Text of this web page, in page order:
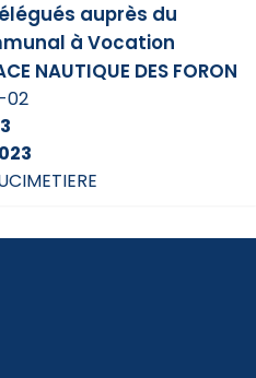
auprès du
à Vocation
NAUTIQUE DES FORON
02